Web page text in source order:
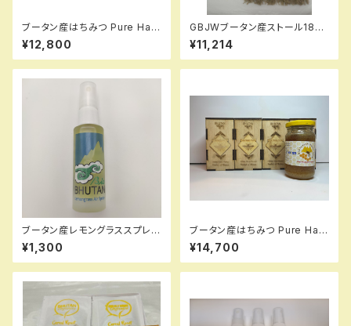
ブータン産はちみつ Pure Hap
py Honey Buckwheat （ピン
クのそばの花）275g3瓶 セット
¥12,800
GBJWブータン産ストール1800
5 Lac Wild silk（野蚕） 80%
Cotton20%
¥11,214
ブータン産レモングラススプレー
１本
¥1,300
ブータン産はちみつ Pure Hap
py Honey ホワイトクローバー
275g 4瓶セット
¥14,700